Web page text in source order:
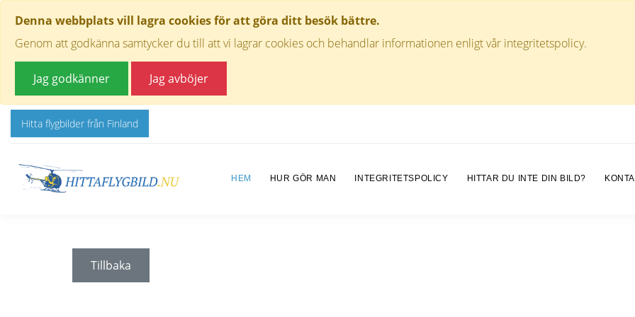
Denna webbplats vill lagra cookies för att göra ditt besök bättre.
Genom att godkänna samtycker du till att vi lagrar cookies och behandlar informationen enligt vår integritetspolicy.
Jag godkänner Jag avböjer
Hitta flygbilder från Finland
HEM HUR GÖR MAN INTEGRITETSPOLICY HITTAR DU INTE DIN BILD?
Tillbaka